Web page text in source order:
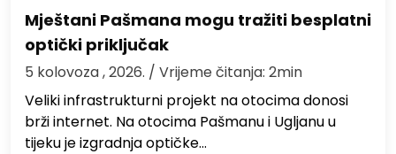
Mještani Pašmana mogu tražiti besplatni
optički priključak
5 kolovoza , 2026. / Vrijeme čitanja: 2min
Veliki infrastrukturni projekt na otocima donosi
brži internet. Na otocima Pašmanu i Ugljanu u
tijeku je izgradnja optičke…